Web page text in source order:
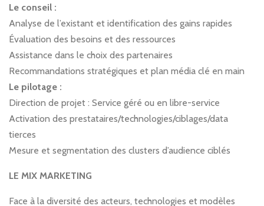
Le conseil :
Analyse de l’existant et identification des gains rapides
Évaluation des besoins et des ressources
Assistance dans le choix des partenaires
Recommandations stratégiques et plan média clé en main
Le pilotage :
Direction de projet : Service géré ou en libre-service
Activation des prestataires/technologies/ciblages/data
tierces
Mesure et segmentation des clusters d’audience ciblés
LE MIX MARKETING
Face à la diversité des acteurs, technologies et modèles